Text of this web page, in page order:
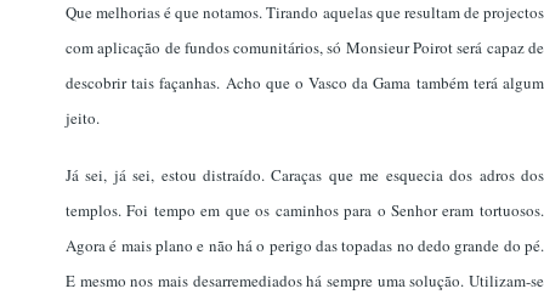
Que melhorias é que notamos. Tirando aquelas que resultam de projectos
com aplicação de fundos comunitários, só Monsieur Poirot será capaz de
descobrir tais façanhas. Acho que o Vasco da Gama também terá algum
jeito.
Já sei, já sei, estou distraído. Caraças que me esquecia dos adros dos
templos. Foi tempo em que os caminhos para o Senhor eram tortuosos.
Agora é mais plano e não há o perigo das topadas no dedo grande do pé.
E mesmo nos mais desarremediados há sempre uma solução. Utilizam-se